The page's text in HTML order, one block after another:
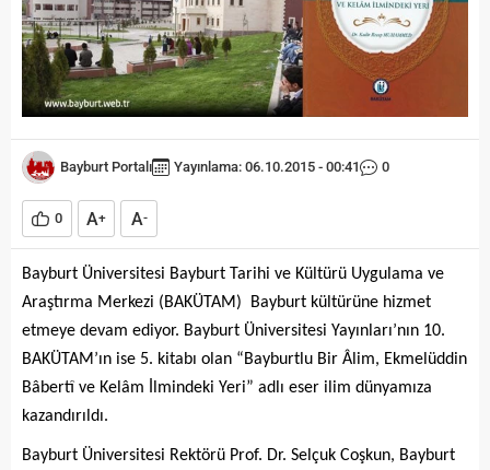
Bayburt Portalı Yayınlama: 06.10.2015 - 00:41 0
0 A+ A-
Bayburt Üniversitesi Bayburt Tarihi ve Kültürü Uygulama ve
Araştırma Merkezi (BAKÜTAM) Bayburt kültürüne hizmet
etmeye devam ediyor. Bayburt Üniversitesi Yayınları’nın 10.
BAKÜTAM’ın ise 5. kitabı olan “Bayburtlu Bir Âlim, Ekmelüddin
Bâbertî ve Kelâm İlmindeki Yeri” adlı eser ilim dünyamıza
kazandırıldı.
Bayburt Üniversitesi Rektörü Prof. Dr. Selçuk Coşkun, Bayburt